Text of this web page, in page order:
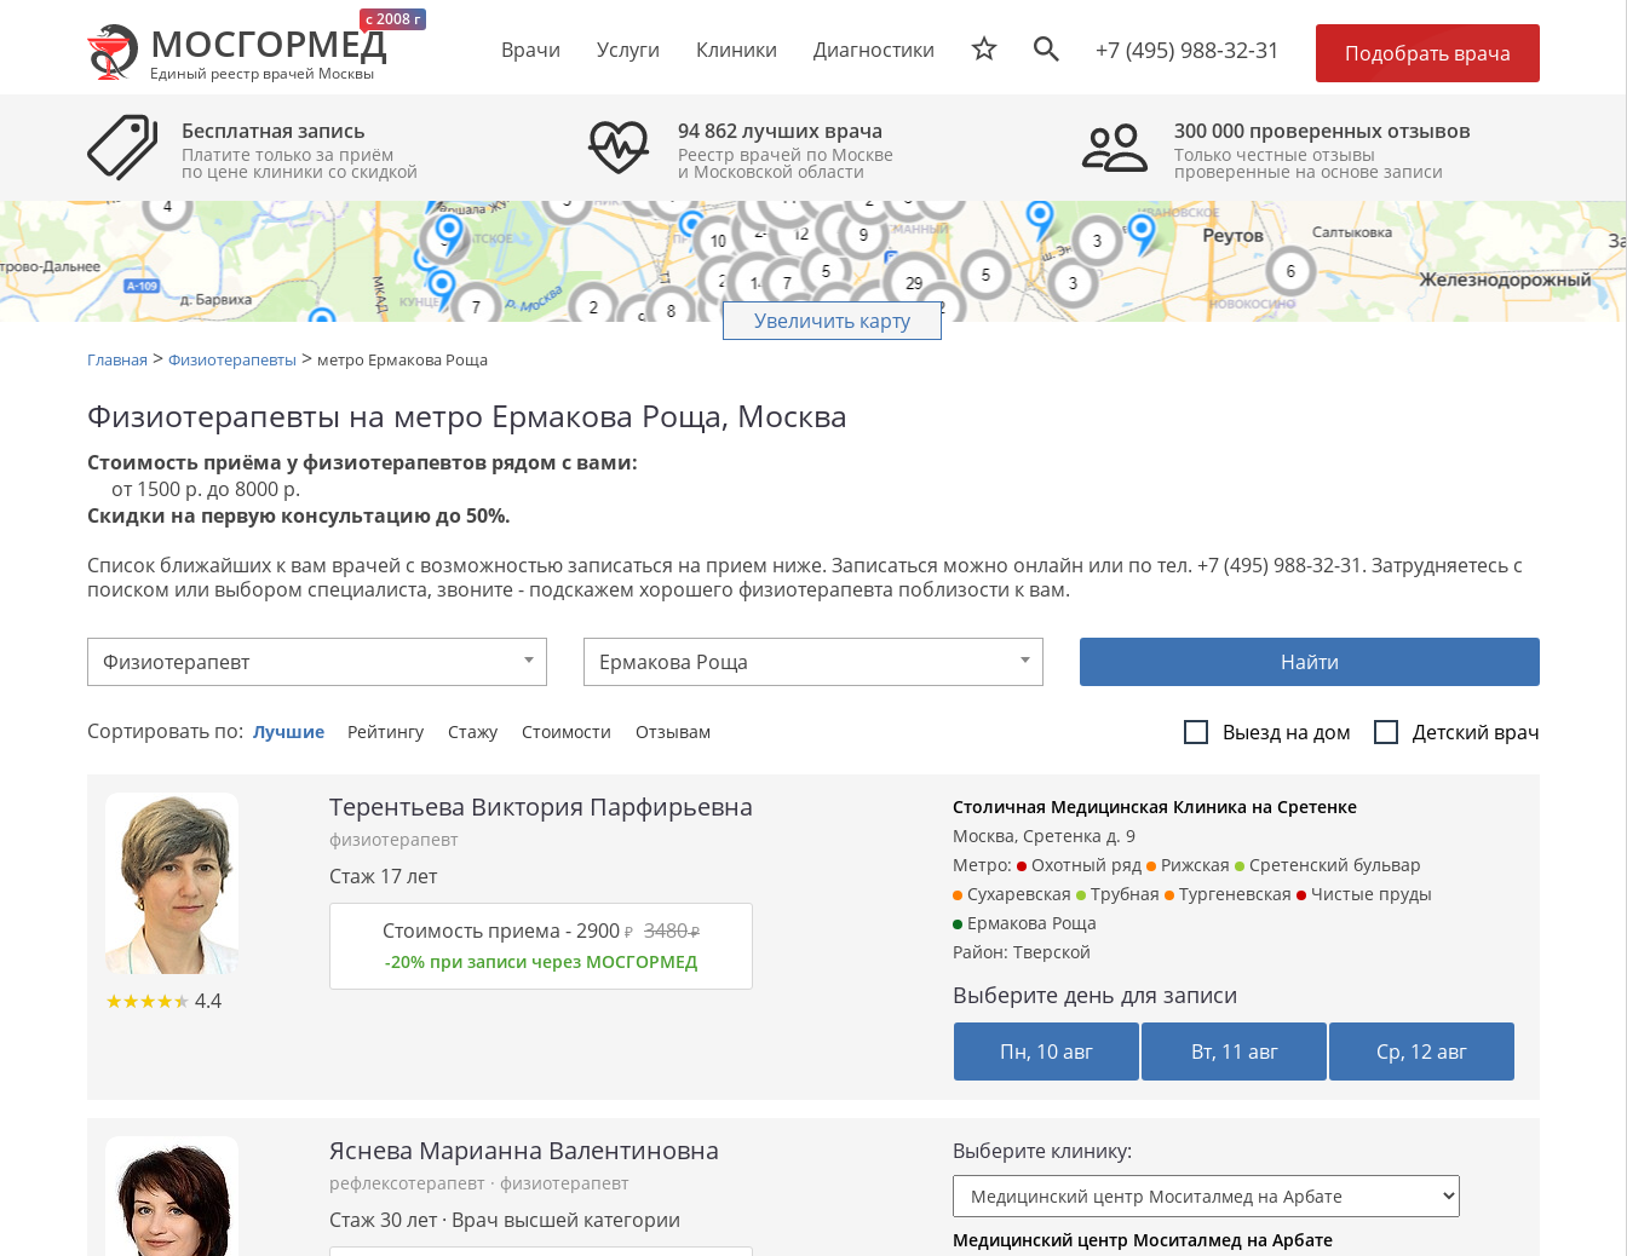
c 2008 г
МОСГОРМЕД
Единый реестр врачей Москвы
Врачи Услуги Клиники Диагностики +7 (495) 988-32-31 Подобрать врача
Бесплатная запись
Платите только за приём
по цене клиники cо скидкой
94 862 лучших врача
Реестр врачей по Москве
и Московской области
300 000 проверенных отзывов
Только честные отзывы
проверенные на основе записи
Увеличить карту
Главная > Физиотерапевты > метро Ермакова Роща
Физиотерапевты на метро Ермакова Роща, Москва
Стоимость приёма у физиотерапевтов рядом с вами:
от 1500 р. до 8000 р.
Скидки на первую консультацию до 50%.
Список ближайших к вам врачей с возможностью записаться на прием ниже. Записаться можно онлайн или по тел. +7 (495) 988-32-31. Затрудняетесь с
поиском или выбором специалиста, звоните - подскажем хорошего физиотерапевта поблизости к вам.
Физиотерапевт Ермакова Роща Найти
Выезд на дом Детский врач
Сортировать по: Лучшие Рейтингу Стажу Стоимости Отзывам
★★★★★
★★★★★ 4.4
Терентьева Виктория Парфирьевна
физиотерапевт
Стаж 17 лет
Стоимость приема -2900 ₽ 3480₽
-20% при записи через МОСГОРМЕД
Столичная Медицинская Клиника на Сретенке
Москва, Сретенка д. 9
Метро:
Охотный ряд Рижская
Сретенский бульвар
Сухаревская
Трубная Тургеневская
Чистые пруды
Ермакова Роща
Район: Тверской
Выберите день для записи
Пн, 10 авг Вт, 11 авг Ср, 12 авг
Яснева Марианна Валентиновна
рефлексотерапевт · физиотерапевт
Стаж 30 лет · Врач высшей категории
Выберите клинику:
Медицинский центр Моситалмед на Арбате